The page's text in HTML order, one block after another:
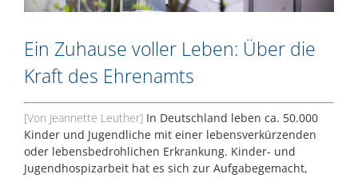
Ein Zuhause voller Leben: Über die
Kraft des Ehrenamts
[Von Jeannette Leuther] In Deutschland leben ca. 50.000
Kinder und Jugendliche mit einer lebensverkürzenden
oder lebensbedrohlichen Erkrankung. Kinder- und
Jugendhospizarbeit hat es sich zur Aufgabegemacht,